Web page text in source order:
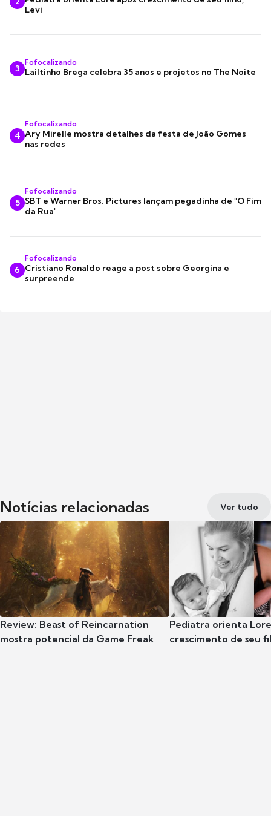
Levi
3
Fofocalizando
Lailtinho Brega celebra 35 anos e projetos no The Noite
4
Fofocalizando
Ary Mirelle mostra detalhes da festa de João Gomes
nas redes
5
Fofocalizando
SBT e Warner Bros. Pictures lançam pegadinha de "O Fim
da Rua"
6
Fofocalizando
Cristiano Ronaldo reage a post sobre Georgina e
surpreende
Notícias relacionadas Ver tudo
Review: Beast of Reincarnation
mostra potencial da Game Freak
Pediatra orienta
crescimento de seu